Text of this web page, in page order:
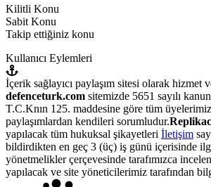
Kilitli Konu
Sabit Konu
Takip ettiğiniz konu
Kullanıcı Eylemleri
İçerik sağlayıcı paylaşım sitesi olarak hizmet
defenceturk.com sitemizde 5651 sayılı
T.C.Knın 125. maddesine göre tüm üyelerimiz
paylaşımlardan kendileri sorumludur.
yapılacak tüm hukuksal şikayetleri İletişim
bildirdikten en geç 3 (üç) iş günü içerisinde
yönetmelikler çerçevesinde tarafımızca
yapılacak ve site yöneticilerimiz tarafından